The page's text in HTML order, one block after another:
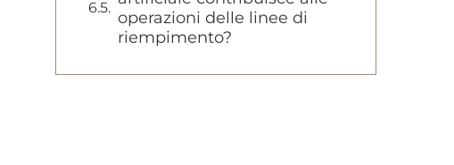
operazioni delle linee di
riempimento?